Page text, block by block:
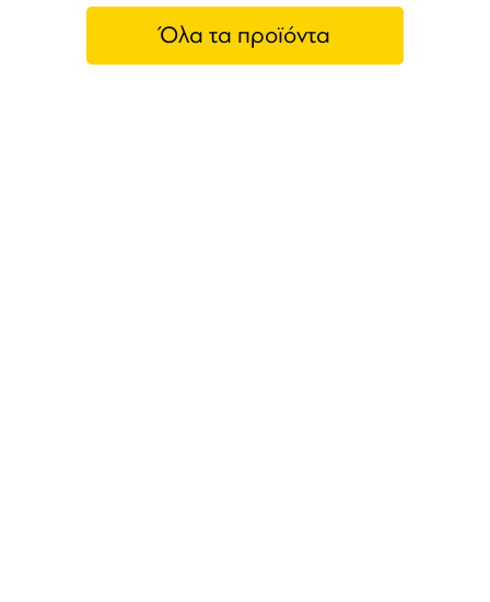
Όλα τα προϊόντα